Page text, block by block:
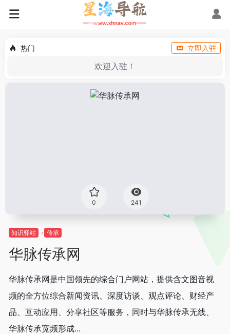
热门 立即入驻
欢迎入驻！
0 241
知识驿站 传承
华脉传承网
华脉传承网是中国领先的综合门户网站，提供含文图音视
频的全方位综合新闻资讯、深度访谈、观点评论、财经产
品、互动应用、分享社区等服务，同时与华脉传承无线、
华脉传承宽频形成...